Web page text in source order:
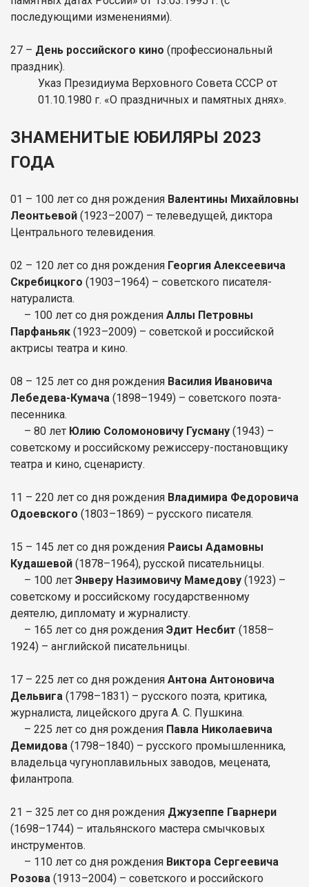
последующими изменениями).
27 – День российского кино (профессиональный
праздник).
Указ Президиума Верховного Совета СССР от
01.10.1980 г. «О праздничных и памятных днях».
ЗНАМЕНИТЫЕ ЮБИЛЯРЫ 2023
ГОДА
01 – 100 лет со дня рождения Валентины Михайловны
Леонтьевой (1923–2007) – телеведущей, диктора
Центрального телевидения.
02 – 120 лет со дня рождения Георгия Алексеевича
Скребицкого (1903–1964) – советского писателя-
натуралиста.
– 100 лет со дня рождения Аллы Петровны
Парфаньяк (1923–2009) – советской и российской
актрисы театра и кино.
08 – 125 лет со дня рождения Василия Ивановича
Лебедева-Кумача (1898–1949) – советского поэта-
песенника.
– 80 лет Юлию Соломоновичу Гусману (1943) –
советскому и российскому режиссеру-постановщику
театра и кино, сценаристу.
11 – 220 лет со дня рождения Владимира Федоровича
Одоевского (1803–1869) – русского писателя.
15 – 145 лет со дня рождения Раисы Адамовны
Кудашевой (1878–1964), русской писательницы.
– 100 лет Энверу Назимовичу Мамедову (1923) –
советскому и российскому государственному
деятелю, дипломату и журналисту.
– 165 лет со дня рождения Эдит Несбит (1858–
1924) – английской писательницы.
17 – 225 лет со дня рождения Антона Антоновича
Дельвига (1798–1831) – русского поэта, критика,
журналиста, лицейского друга А. С. Пушкина.
– 225 лет со дня рождения Павла Николаевича
Демидова (1798–1840) – русского промышленника,
владельца чугуноплавильных заводов, мецената,
филантропа.
21 – 325 лет со дня рождения Джузеппе Гварнери
(1698–1744) – итальянского мастера смычковых
инструментов.
– 110 лет со дня рождения Виктора Сергеевича
Розова (1913–2004) – советского и российского